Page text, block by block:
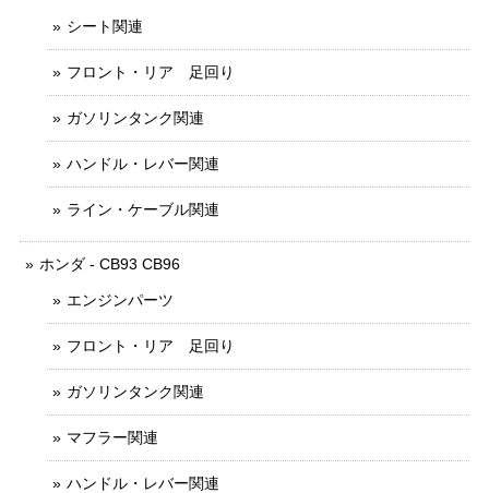
シート関連
フロント・リア 足回り
ガソリンタンク関連
ハンドル・レバー関連
ライン・ケーブル関連
ホンダ - CB93 CB96
エンジンパーツ
フロント・リア 足回り
ガソリンタンク関連
マフラー関連
ハンドル・レバー関連